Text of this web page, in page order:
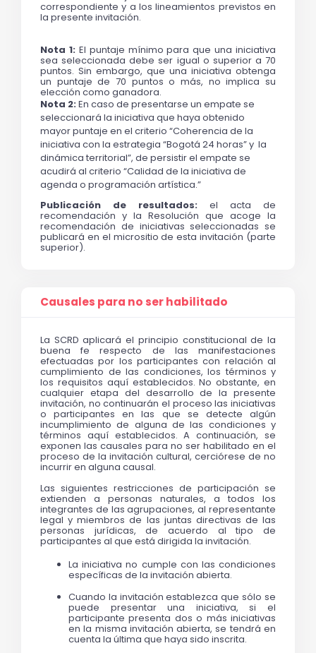
correspondiente y a los lineamientos previstos en
la presente invitación.
Nota 1: El puntaje mínimo para que una iniciativa
sea seleccionada debe ser igual o superior a 70
puntos. Sin embargo, que una iniciativa obtenga
un puntaje de 70 puntos o más, no implica su
elección como ganadora.
Nota 2:En caso de presentarse un empate se
seleccionará la iniciativa que haya obtenido
mayor puntaje en el criterio “Coherencia de la
iniciativa con la estrategia “Bogotá 24 horas” y  la
dinámica territorial”, de persistir el empate se
acudirá al criterio “Calidad de la iniciativa de
agenda o programación artística.”
Publicación de resultados: el acta de
recomendación y la Resolución que acoge la
recomendación de iniciativas seleccionadas se
publicará en el micrositio de esta invitación (parte
superior).
Causales para no ser habilitado
La SCRD aplicará el principio constitucional de la
buena fe respecto de las manifestaciones
efectuadas por los participantes con relación al
cumplimiento de las condiciones, los términos y
los requisitos aquí establecidos. No obstante, en
cualquier etapa del desarrollo de la presente
invitación, no continuarán el proceso las iniciativas
o participantes en las que se detecte algún
incumplimiento de alguna de las condiciones y
términos aquí establecidos. A continuación, se
exponen las causales para no ser habilitado en el
proceso de la invitación cultural, cerciórese de no
incurrir en alguna causal.
Las siguientes restricciones de participación se
extienden a personas naturales, a todos los
integrantes de las agrupaciones, al representante
legal y miembros de las juntas directivas de las
personas jurídicas, de acuerdo al tipo de
participantes al que está dirigida la invitación.
La iniciativa no cumple con las condiciones
específicas de la invitación abierta.
Cuando la invitación establezca que sólo se
puede presentar una iniciativa, si el
participante presenta dos o más iniciativas
en la misma invitación abierta, se tendrá en
cuenta la última que haya sido inscrita.